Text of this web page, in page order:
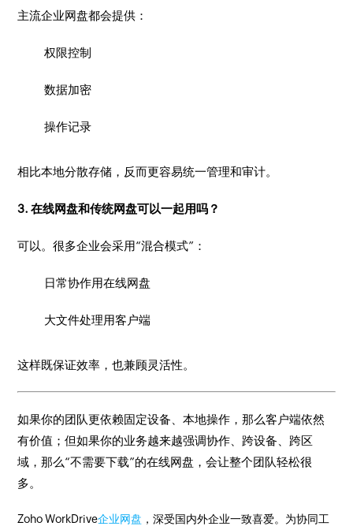
主流企业网盘都会提供：
权限控制
数据加密
操作记录
相比本地分散存储，反而更容易统一管理和审计。
3. 在线网盘和传统网盘可以一起用吗？
可以。很多企业会采用“混合模式”：
日常协作用在线网盘
大文件处理用客户端
这样既保证效率，也兼顾灵活性。
如果你的团队更依赖固定设备、本地操作，那么客户端依然
有价值；但如果你的业务越来越强调协作、跨设备、跨区
域，那么“不需要下载”的在线网盘，会让整个团队轻松很
多。
Zoho WorkDrive企业网盘 ，深受国内外企业一致喜爱。为协同工